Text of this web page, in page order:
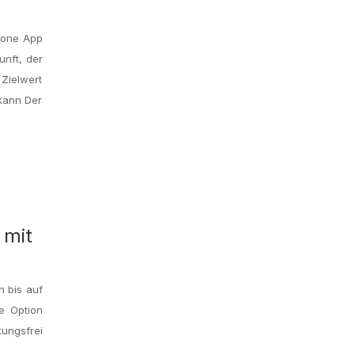
App
der
Der
mit
bis auf
Option